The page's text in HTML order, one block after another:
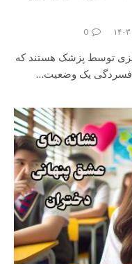
0
توسط پزشک هستند که
افسردگی یک وضعیت…